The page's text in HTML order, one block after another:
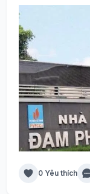
0 Yêu thích